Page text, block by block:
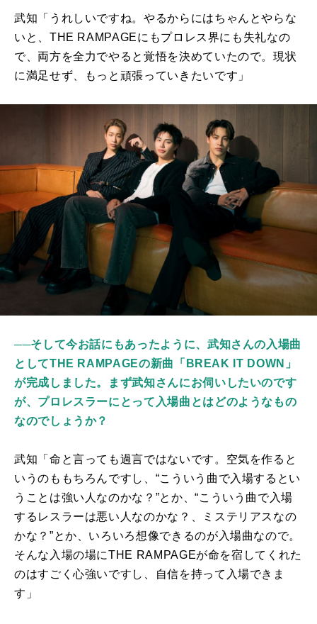
武知「うれしいですね。やるからにはちゃんとやらな
いと、 THE RAMPAGEにもプロレス界にも失礼なの
で、両方を全力でやると覚悟を決めていたので。現状
に満足せず、もっと頑張っていきたいです」
──そして今お話にもあったように、武知さんの入場曲
としてTHE RAMPAGEの新曲「BREAK IT DOWN」
が完成しました。まず武知さんにお伺いしたいのです
が、プロレスラーにとって入場曲とはどのようなもの
なのでしょうか？
武知「命と言っても過言ではないです。空気を作ると
いうのももちろんですし、“こういう曲で入場するとい
うことは強い人なのかな？”とか、“こういう曲で入場
するレスラーは悪い人なのかな？、ミステリアスなの
かな？”とか、いろいろ想像できるのが入場曲なので。
そんな入場の場にTHE RAMPAGEが命を宿してくれた
のはすごく心強いですし、自信を持って入場できま
す」